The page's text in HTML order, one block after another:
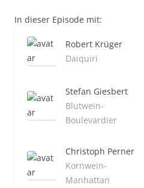
In dieser Episode mit:
Robert Krüger
Daiquiri
Stefan Giesbert
Blutwein-
Boulevardier
Christoph Perner
Kornwein-
Manhattan